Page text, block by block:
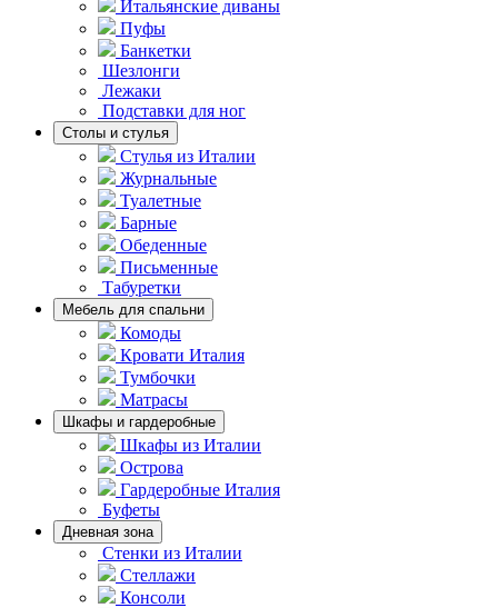
Итальянские диваны
Пуфы
Банкетки
Шезлонги
Лежаки
Подставки для ног
Столы и стулья
Стулья из Италии
Журнальные
Туалетные
Барные
Обеденные
Письменные
Табуретки
Мебель для спальни
Комоды
Кровати Италия
Тумбочки
Матрасы
Шкафы и гардеробные
Шкафы из Италии
Острова
Гардеробные Италия
Буфеты
Дневная зона
Стенки из Италии
Стеллажи
Консоли